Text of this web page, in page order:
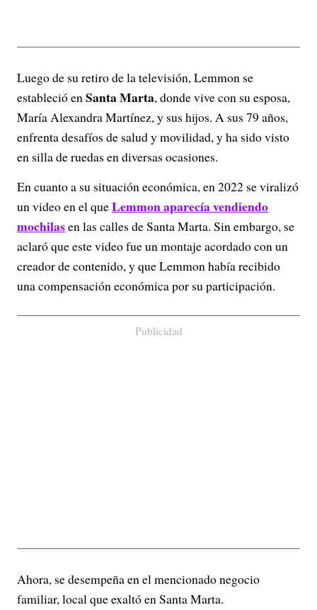
Luego de su retiro de la televisión, Lemmon se
estableció enSanta Marta, donde vive con su esposa,
María Alexandra Martínez, y sus hijos. A sus 79 años,
enfrenta desafíos de salud y movilidad, y ha sido visto
en silla de ruedas en diversas ocasiones.
En cuanto a su situación económica, en 2022 se viralizó
un video en el queLemmon aparecía vendiendo
mochilasen las calles de Santa Marta. Sin embargo, se
aclaró que este video fue un montaje acordado con un
creador de contenido, y que Lemmon había recibido
una compensación económica por su participación.
Publicidad
Ahora, se desempeña en el mencionado negocio
familiar, local que exaltó en Santa Marta.